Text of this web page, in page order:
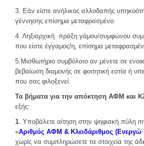
3. Εάν είστε ανήλικος αλλοδαπής
γέννησης επίσημα μεταφρασμένο.
4. Ληξιαρχική πράξη γάμου/συμφώνου
που είστε έγγαμος/η, επίσημα
5.Μισθωτήριο συμβόλαιο αν μένετε σε
βεβαίωση διαμονής σε φοιτητική εστία ή
που σας φιλοξενεί.
Τα βήματα για την απόκτηση ΑΦΜ και
εξής:
1. Υποβάλετε αίτηση στην ψηφιακή πύλη
«Αριθμός ΑΦΜ & Κλειδάριθμος (Eνεργώ
χωρίς να συμπληρώσετε τα στοιχεία της